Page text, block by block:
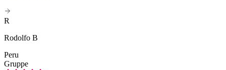
R
Rodolfo B
Peru
Gruppe